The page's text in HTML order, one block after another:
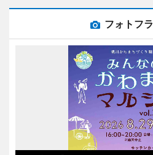
フォトフ